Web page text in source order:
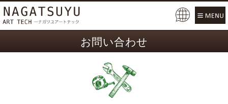
お問い合わせ